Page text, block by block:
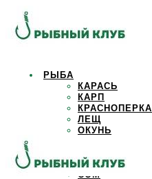
РЫБА
КАРАСЬ
КАРП
КРАСНОПЕРКА
ЛЕЩ
ОКУНЬ
САЗАН
СОМ